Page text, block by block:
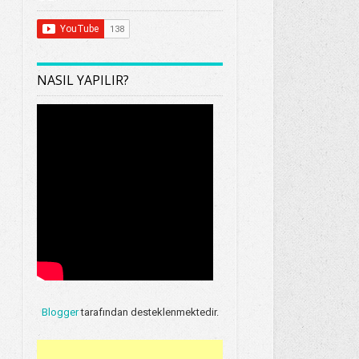
NASIL YAPILIR?
Bloggertarafından desteklenmektedir.